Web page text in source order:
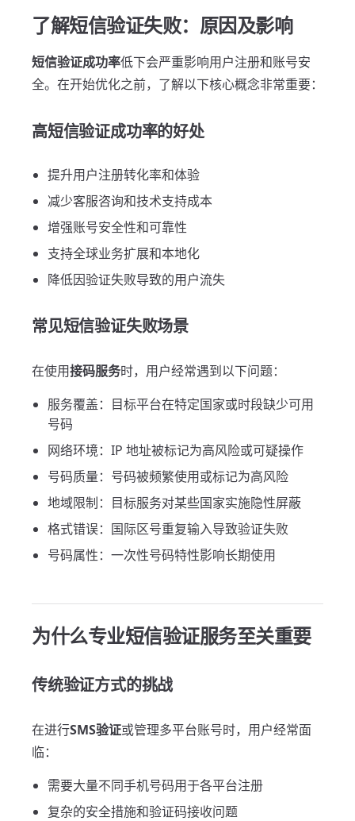
了解短信验证失败：原因及影响
短信验证成功率低下会严重影响用户注册和账号安
全。在开始优化之前，了解以下核心概念非常重要：
高短信验证成功率的好处
提升用户注册转化率和体验
减少客服咨询和技术支持成本
增强账号安全性和可靠性
支持全球业务扩展和本地化
降低因验证失败导致的用户流失
常见短信验证失败场景
在使用接码服务时，用户经常遇到以下问题：
服务覆盖：目标平台在特定国家或时段缺少可用
号码
网络环境：IP 地址被标记为高风险或可疑操作
号码质量：号码被频繁使用或标记为高风险
地域限制：目标服务对某些国家实施隐性屏蔽
格式错误：国际区号重复输入导致验证失败
号码属性：一次性号码特性影响长期使用
为什么专业短信验证服务至关重要
传统验证方式的挑战
在进行SMS验证或管理多平台账号时，用户经常面
临：
需要大量不同手机号码用于各平台注册
复杂的安全措施和验证码接收问题